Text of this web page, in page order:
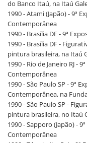
do Banco Itaú, na Itaú
1990 - Atami (Japão) - 9ª
Contemporânea
1990 - Brasília DF - 9ª
1990 - Brasília DF -
pintura brasileira, na Itaú
1990 - Rio de Janeiro RJ -
Contemporânea
1990 - São Paulo SP - 9ª
Contemporânea, na
1990 - São Paulo SP -
pintura brasileira, no Itaú
1990 - Sapporo (Japão) -
Contemporânea